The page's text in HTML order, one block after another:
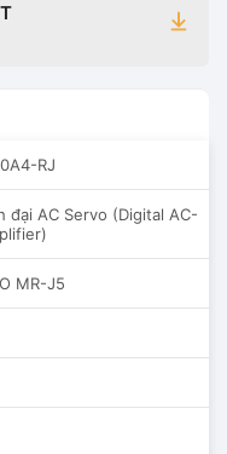
RJ
đại AC Servo (Digital AC-
MR-J5